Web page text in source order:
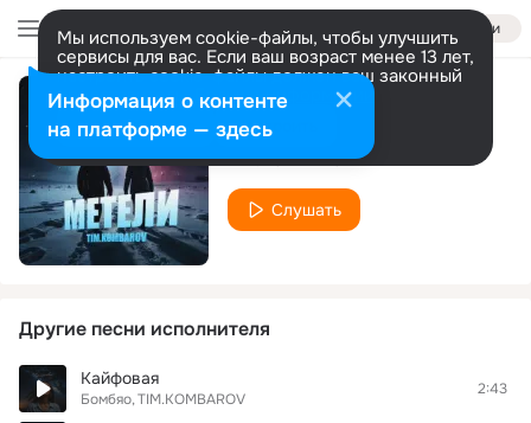
Войти
Мы используем cookie-файлы, чтобы улучшить
сервисы для вас. Если ваш возраст менее 13 лет,
настроить cookie-файлы должен ваш законный
представитель. Больше информации
Разрешить все Настроить
Метели
TIM.KOMBAROV
Слушать
Другие песни исполнителя
Кайфовая
Бомбяо TIM.KOMBAROV
2:43
Информация о контенте
на платформе — здесь